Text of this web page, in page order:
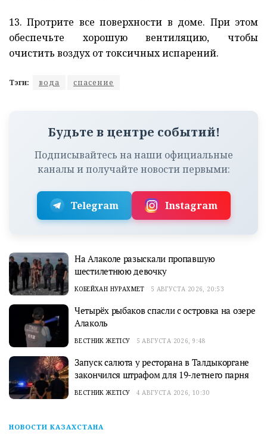
13. Протрите все поверхности в доме. При этом
обеспечьте хорошую вентиляцию, чтобы
очистить воздух от токсичных испарений.
Тэги: вода спасение
Будьте в центре событий!
Подписывайтесь на наши официальные
каналы и получайте новости первыми:
Telegram Instagram
На Алаколе разыскали пропавшую
шестилетнюю девочку
КОБЕЙХАН НУРАХМЕТ 5 АВГУСТА 2026, 20:53
Четырёх рыбаков спасли с островка на озере
Алаколь
ВЕСТНИК ЖЕТІСУ 5 АВГУСТА 2026, 9:48
Запуск салюта у ресторана в Талдыкоргане
закончился штрафом для 19-летнего парня
ВЕСТНИК ЖЕТІСУ 4 АВГУСТА 2026, 10:30
НОВОСТИ КАЗАХСТАНА